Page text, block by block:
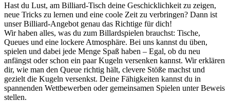
Hast du Lust, am Billiard-Tisch deine Geschicklichkeit zu zeigen,
neue Tricks zu lernen und eine coole Zeit zu verbringen? Dann ist
unser Billiard-Angebot genau das Richtige für dich!
Wir haben alles, was du zum Billardspielen brauchst: Tische,
Queues und eine lockere Atmosphäre. Bei uns kannst du üben,
spielen und dabei jede Menge Spaß haben – Egal, ob du neu
anfängst oder schon ein paar Kugeln versenken kannst. Wir erklären
dir, wie man den Queue richtig hält, clevere Stöße machst und
gezielt die Kugeln versenkst. Deine Fähigkeiten kannst du in
spannenden Wettbewerben oder gemeinsamen Spielen unter Beweis
stellen.